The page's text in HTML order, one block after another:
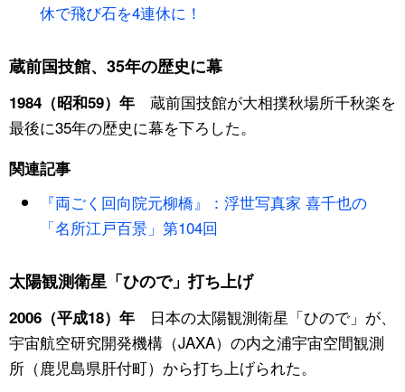
休で飛び石を4連休に！
蔵前国技館、35年の歴史に幕
1984（昭和59）年蔵前国技館が大相撲秋場所千秋楽を
最後に35年の歴史に幕を下ろした。
関連記事
『両ごく回向院元柳橋』：浮世写真家 喜千也の
「名所江戸百景」第104回
太陽観測衛星「ひので」打ち上げ
2006（平成18）年日本の太陽観測衛星「ひので」が、
宇宙航空研究開発機構（JAXA）の内之浦宇宙空間観測
所（鹿児島県肝付町）から打ち上げられた。